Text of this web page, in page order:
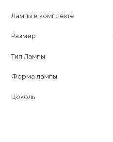
Лампы в комплекте
Размер
Тип Лампы
Форма лампы
Цоколь